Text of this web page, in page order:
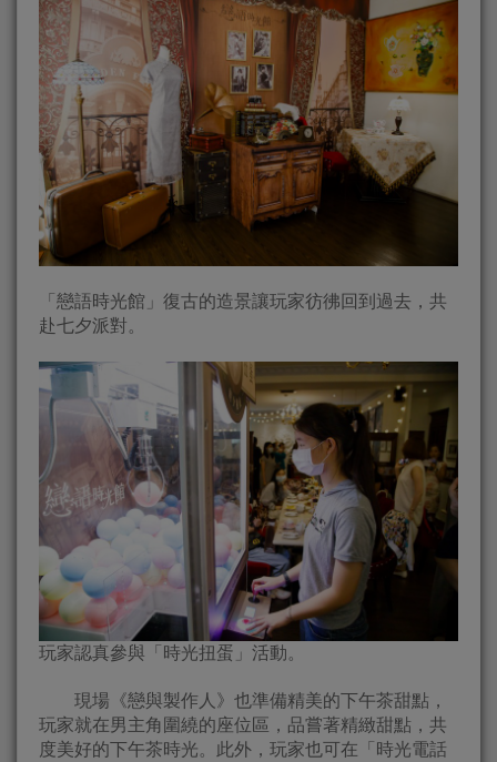
「戀語時光館」復古的造景讓玩家彷彿回到過去，共
赴七夕派對。
玩家認真參與「時光扭蛋」活動。
現場《戀與製作人》也準備精美的下午茶甜點，
玩家就在男主角圍繞的座位區，品嘗著精緻甜點，共
度美好的下午茶時光。此外，玩家也可在「時光電話